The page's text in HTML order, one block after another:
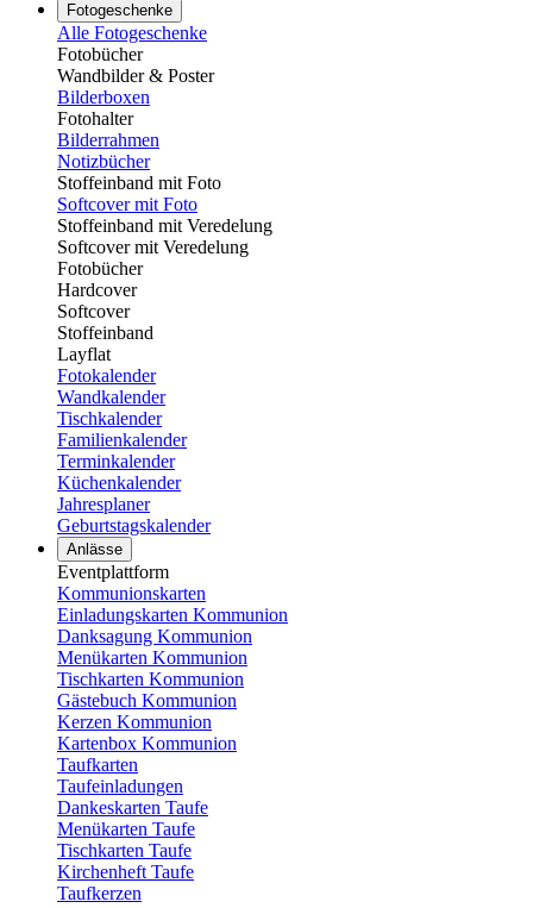
Fotogeschenke
Alle Fotogeschenke
Fotobücher
Wandbilder & Poster
Bilderboxen
Fotohalter
Bilderrahmen
Notizbücher
Stoffeinband mit Foto
Softcover mit Foto
Stoffeinband mit Veredelung
Softcover mit Veredelung
Fotobücher
Hardcover
Softcover
Stoffeinband
Layflat
Fotokalender
Wandkalender
Tischkalender
Familienkalender
Terminkalender
Küchenkalender
Jahresplaner
Geburtstagskalender
Anlässe
Eventplattform
Kommunionskarten
Einladungskarten Kommunion
Danksagung Kommunion
Menükarten Kommunion
Tischkarten Kommunion
Gästebuch Kommunion
Kerzen Kommunion
Kartenbox Kommunion
Taufkarten
Taufeinladungen
Dankeskarten Taufe
Menükarten Taufe
Tischkarten Taufe
Kirchenheft Taufe
Taufkerzen